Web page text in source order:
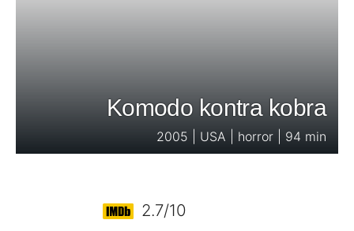
Komodo kontra kobra
2005 | USA | horror | 94 min
2.7/10